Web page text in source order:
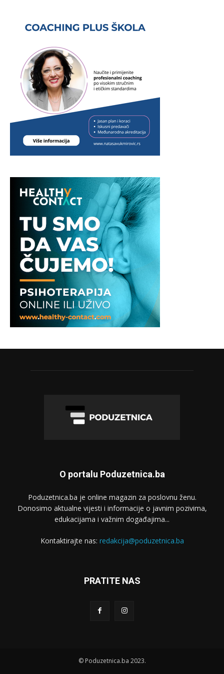
O portalu Poduzetnica.ba
Poduzetnica.ba je online magazin za poslovnu ženu.
Donosimo aktualne vijesti i informacije o javnim pozivima,
edukacijama i važnim događajima...
Kontaktirajte nas: redakcija@poduzetnica.ba
PRATITE NAS
© Poduzetnica.ba 2023.